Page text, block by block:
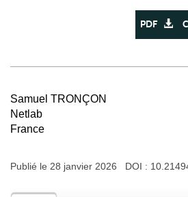
PDF
Samuel TRONÇON
Netlab
France
Publié le 28 janvier 2026 DOI :